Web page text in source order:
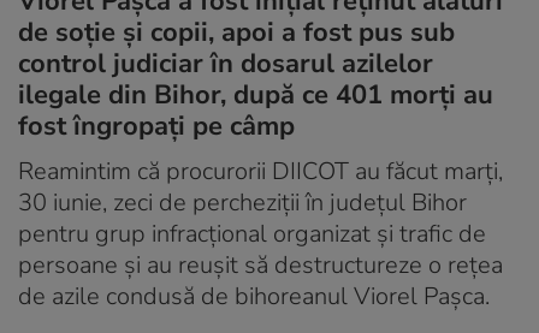
de soție și copii, apoi a fost pus sub
control judiciar în dosarul azilelor
ilegale din Bihor, după ce 401 morți au
fost îngropați pe câmp
Reamintim că procurorii DIICOT au făcut marți,
30 iunie, zeci de percheziții în județul Bihor
pentru grup infracțional organizat și trafic de
persoane și au reușit să destructureze o rețea
de azile condusă de bihoreanul Viorel Pașca.